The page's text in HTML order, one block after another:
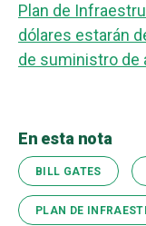
Plan de
dólares estarán
de suministro de
En esta nota
BILL GATES
PLAN DE